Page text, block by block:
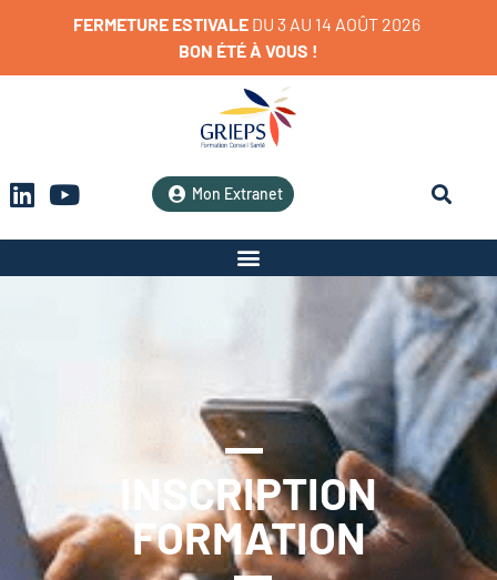
FERMETURE ESTIVALE DU 3 AU 14 AOÛT 2026
BON ÉTÉÀ VOUS !
Mon Extranet
INSCRIPTION
FORMATION